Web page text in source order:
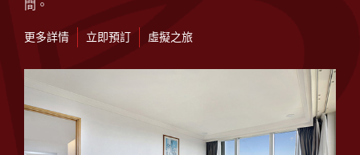
間。
更多詳情 立即預訂 虛擬之旅